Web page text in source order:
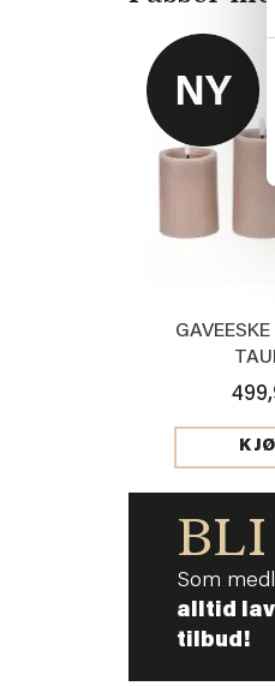
BLI
Som
alltid
tilbud!